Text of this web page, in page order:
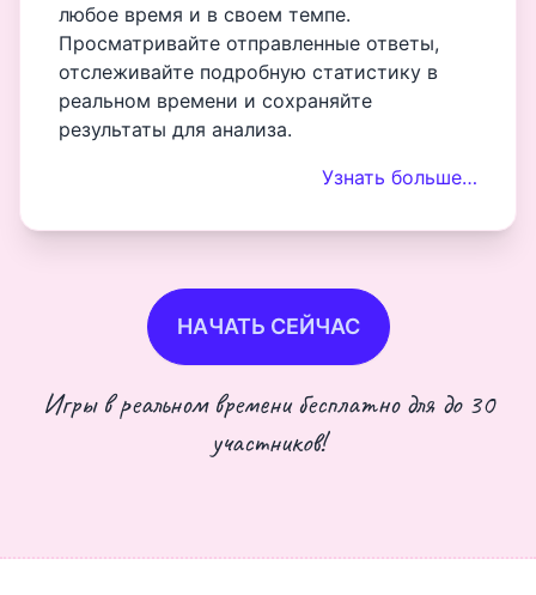
любое время и в своем темпе.
Просматривайте отправленные ответы,
отслеживайте подробную статистику в
реальном времени и сохраняйте
результаты для анализа.
Узнать больше…
НАЧАТЬ СЕЙЧАС
Игры в реальном времени бесплатно для до 30
участников!